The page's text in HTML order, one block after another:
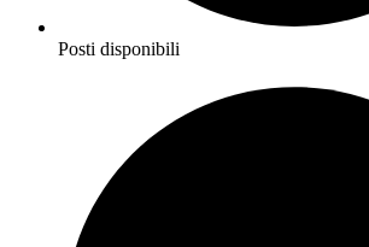
Posti disponibili